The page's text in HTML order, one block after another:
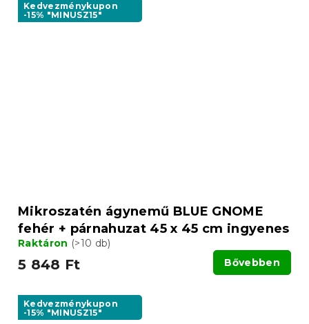
Kedvezménykupon
-15% "MINUSZ15"
Mikroszatén ágynemű BLUE GNOME
fehér + párnahuzat 45 x 45 cm ingyenes
Raktáron (>10 db)
5 848 Ft Bővebben
Kedvezménykupon
-15% "MINUSZ15"